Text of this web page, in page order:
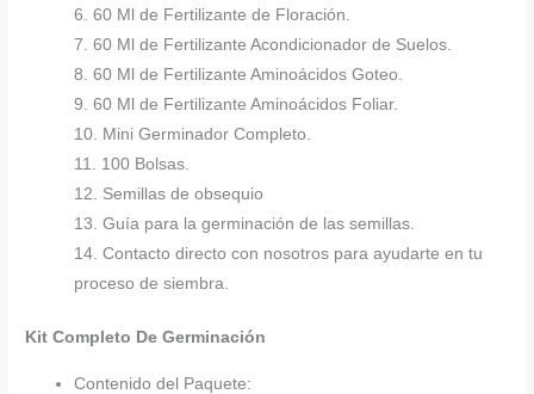
6. 60 Ml de Fertilizante de Floración.
7. 60 Ml de Fertilizante Acondicionador de Suelos.
8. 60 Ml de Fertilizante Aminoácidos Goteo.
9. 60 Ml de Fertilizante Aminoácidos Foliar.
10. Mini Germinador Completo.
11. 100 Bolsas.
12. Semillas de obsequio
13. Guía para la germinación de las semillas.
14. Contacto directo con nosotros para ayudarte en tu
proceso de siembra.
Kit Completo De Germinación
Contenido del Paquete: